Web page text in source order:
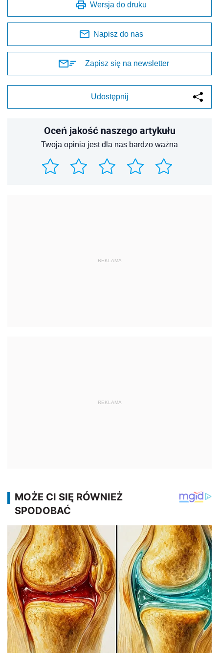
Wersja do druku
Napisz do nas
Zapisz się na newsletter
Udostępnij
Oceń jakość naszego artykułu
Twoja opinia jest dla nas bardzo ważna
REKLAMA
REKLAMA